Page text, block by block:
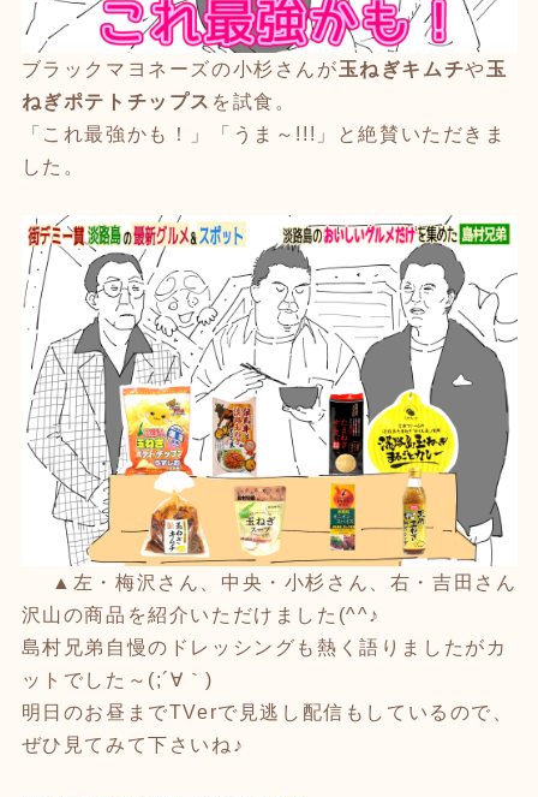
ブラックマヨネーズの小杉さんが玉ねぎキムチや玉
ねぎポテトチップス を試食。
「これ最強かも！」「うま～!!!」と絶賛いただきま
した。
▲左・梅沢さん、中央・小杉さん、右・吉田さん
沢山の商品を紹介いただけました(^^♪
島村兄弟自慢のドレッシングも熱く語りましたがカ
ットでした～(;´∀｀)
明日のお昼までTVerで見逃し配信もしているので、
ぜひ見てみて下さいね♪